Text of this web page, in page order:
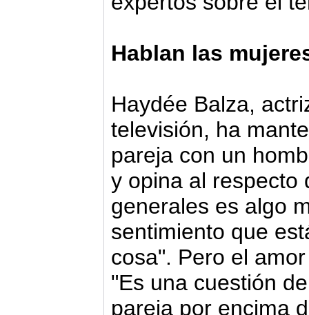
Hablan las
Haydée Balza,
televisión, ha
pareja con un
y opina al respecto
generales es algo
sentimiento que
cosa". Pero el
"Es una cuestión
pareja por encima